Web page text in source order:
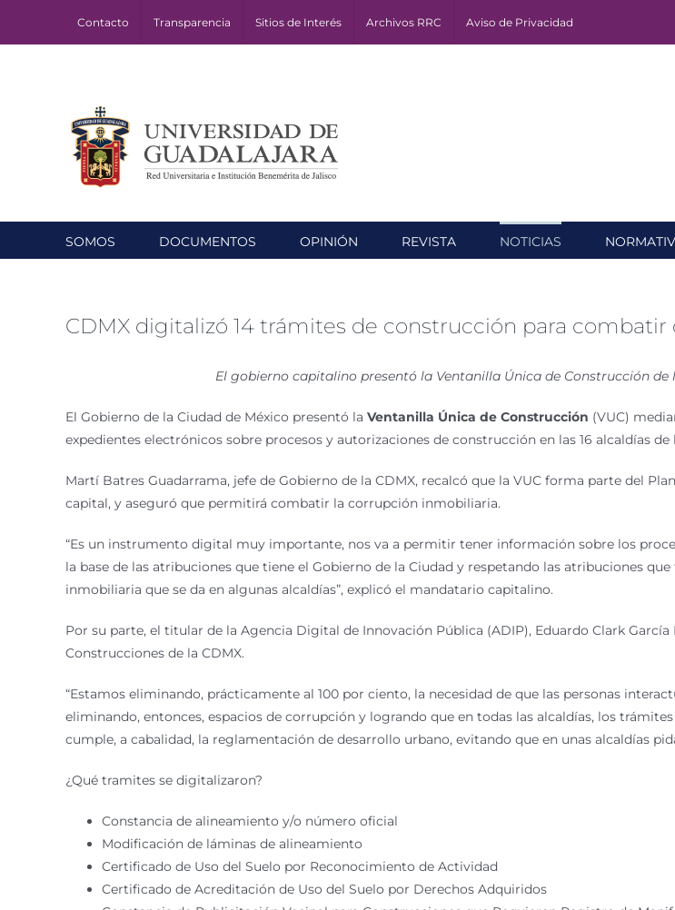
Contacto Transparencia Sitios de Interés Archivos RRC Aviso de Privacidad
SOMOS DOCUMENTOS OPINIÓN REVISTA NOTICIAS
CDMX digitalizó 14 trámites de construcción para
El gobierno capitalino presentó la Ventanilla Única de Construcción
El Gobierno de la Ciudad de México presentó la Ventanilla Única de Construcción (VUC)
expedientes electrónicos sobre procesos y autorizaciones de construcción en las 16 alcaldías de
Martí Batres Guadarrama, jefe de Gobierno de la CDMX, recalcó que la VUC forma parte del
capital, y aseguró que permitirá combatir la corrupción inmobiliaria.
“Es un instrumento digital muy importante, nos va a permitir tener información sobre los
la base de las atribuciones que tiene el Gobierno de la Ciudad y respetando las atribuciones
inmobiliaria que se da en algunas alcaldías”, explicó el mandatario capitalino.
Por su parte, el titular de la Agencia Digital de Innovación Pública (ADIP), Eduardo Clark
Construcciones de la CDMX.
“Estamos eliminando, prácticamente al 100 por ciento, la necesidad de que las personas
eliminando, entonces, espacios de corrupción y logrando que en todas las alcaldías, los
cumple, a cabalidad, la reglamentación de desarrollo urbano, evitando que en unas alcaldías
¿Qué tramites se digitalizaron?
Constancia de alineamiento y/o número oficial
Modificación de láminas de alineamiento
Certificado de Uso del Suelo por Reconocimiento de Actividad
Certificado de Acreditación de Uso del Suelo por Derechos Adquiridos